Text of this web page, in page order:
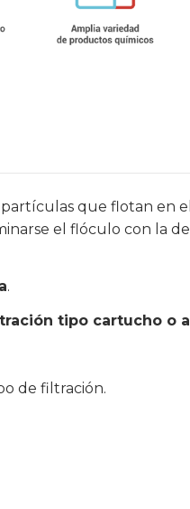
que flotan en
el flóculo con la
.
tipo cartucho o
de filtración.